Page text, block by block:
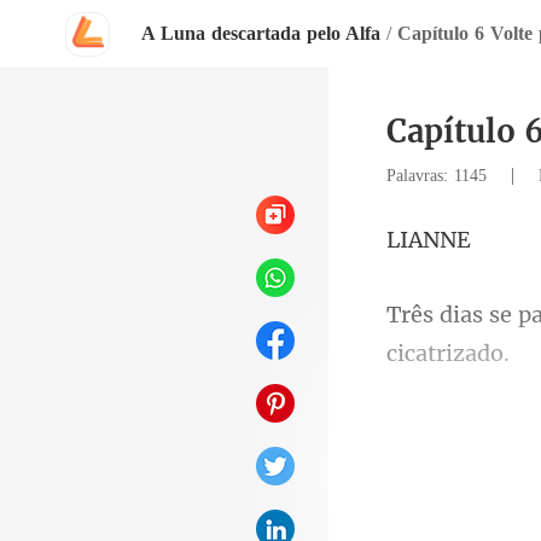
A Luna descartada pelo Alfa / Capítulo 6 Volte
Capítulo
Palavras: 1145 |
AN